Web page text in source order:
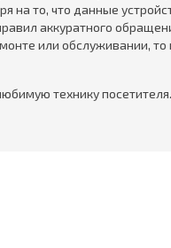
на то, что данные
аккуратного
или обслуживании,
технику посетителя.